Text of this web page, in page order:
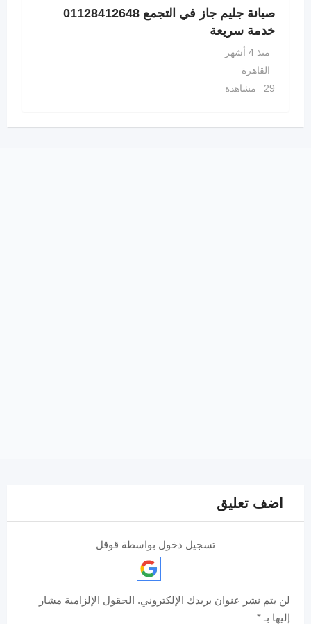
صيانة جليم جاز في التجمع 01128412648
خدمة سريعة
منذ 4 أشهر
القاهرة
29 مشاهدة
اضف تعليق
تسجيل دخول بواسطة قوقل
لن يتم نشر عنوان بريدك الإلكتروني. الحقول الإلزامية مشار
إليها بـ *